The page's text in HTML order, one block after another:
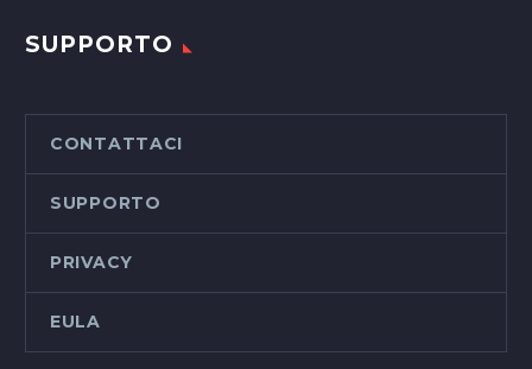
SUPPORTO
CONTATTACI
SUPPORTO
PRIVACY
EULA